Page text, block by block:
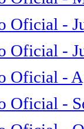
Oficial -
Oficial -
Oficial -
Oficial -